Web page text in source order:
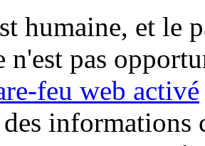
humaine, et le
n'est pas
feu web activé
informations